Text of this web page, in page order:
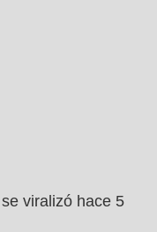
viralizó hace 5